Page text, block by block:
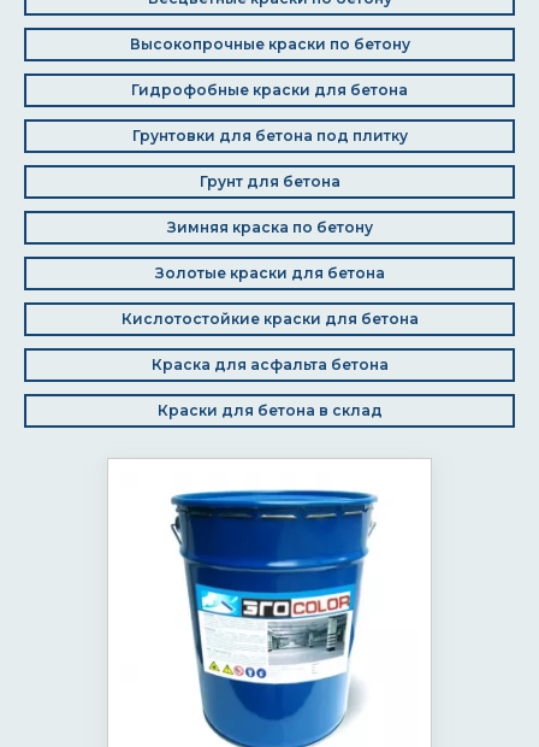
Высокопрочные краски по бетону
Гидрофобные краски для бетона
Грунтовки для бетона под плитку
Грунт для бетона
Зимняя краска по бетону
Золотые краски для бетона
Кислотостойкие краски для бетона
Краска для асфальта бетона
Краски для бетона в склад